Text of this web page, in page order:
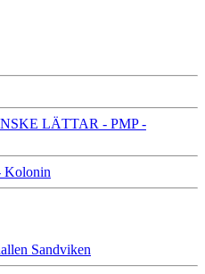
LÄTTAR - PMP -
Kolonin
Sandviken